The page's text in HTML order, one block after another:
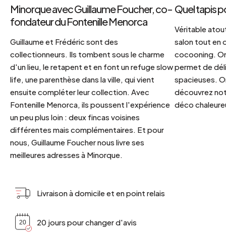
Minorque avec Guillaume Foucher, co-
fondateur du Fontenille Menorca
Guillaume et Frédéric sont des
collectionneurs. Ils tombent sous le charme
d'un lieu, le retapent et en font un refuge slow
life, une parenthèse dans la ville, qui vient
ensuite compléter leur collection. Avec
Fontenille Menorca, ils poussent l'expérience
un peu plus loin : deux fincas voisines
différentes mais complémentaires. Et pour
nous, Guillaume Foucher nous livre ses
meilleures adresses à Minorque.
Quel tapis
Véritable
salon tout en
cocooning.
permet de
spacieuses.
découvrez
déco
Livraison à domicile et en point relais
20 jours pour changer d'avis